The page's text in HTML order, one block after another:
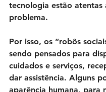
tecnologia estão atentas
problema.
Por isso, os “robôs
sendo pensados para
cuidados e serviços,
dar assistência. Alguns
aparência humana, para